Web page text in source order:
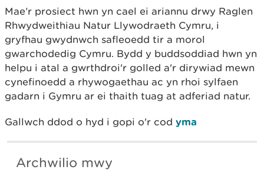
Mae’r prosiect hwn yn cael ei ariannu drwy Raglen
Rhwydweithiau Natur Llywodraeth Cymru, i
gryfhau gwydnwch safleoedd tir a morol
gwarchodedig Cymru. Bydd y buddsoddiad hwn yn
helpu i atal a gwrthdroi'r golled a'r dirywiad mewn
cynefinoedd a rhywogaethau ac yn rhoi sylfaen
gadarn i Gymru ar ei thaith tuag at adferiad natur.
Gallwch ddod o hyd i gopi o'r cod yma
Archwilio mwy